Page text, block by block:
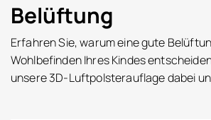
Belüftung
Erfahren Sie, warum eine gute
Wohlbefinden Ihres Kindes
unsere 3D-Luftpolsterauflage dabei